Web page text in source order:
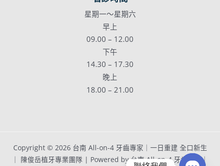
星期一～星期六
早上
09.00 – 12.00
下午
14.30 – 17.30
晚上
18.00 – 21.00
Copyright © 2026 台南 All-on-4 牙齒專家｜一日重建 全口新生
｜ 陳俊岳植牙專業團隊 | Powered by 台南 All-on-4 牙齒專家｜